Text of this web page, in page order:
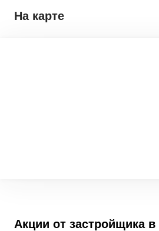
На карте
Акции от застройщика в